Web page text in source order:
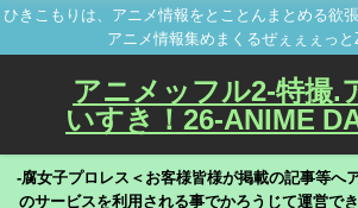
ひきこもりは、アニメ情報をとことんまとめる欲
アニメ情報集めまくるぜぇぇぇっと
アニメッフル2-特撮.
いすき！26-ANIME
-腐女子プロレス＜お客様皆様が掲載の記事等へ
のサービスを利用される事でかろうじて運営で